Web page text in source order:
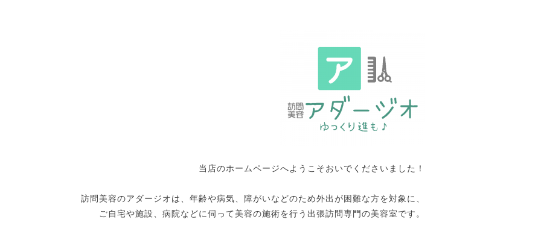
当店のホームページへようこそおいでくださいました！
訪問美容のアダージオは、年齢や病気、障がいなどのため外出が困難な方を対象に、
ご自宅や施設、病院などに伺って美容の施術を行う出張訪問専門の美容室です。